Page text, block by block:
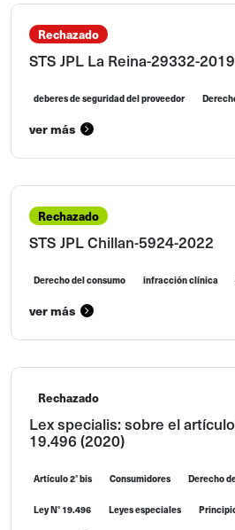
Rechazado
STS JPL La Reina-29332-2019
deberes de seguridad del proveedor
ver más
Rechazado
STS JPL Chillan-5924-2022
Derecho del consumo infracción clínica
ver más
Rechazado
Lex specialis: sobre el
19.496 (2020)
Artículo 2° bis Consumidores Derecho
Ley N° 19.496 Leyes especiales